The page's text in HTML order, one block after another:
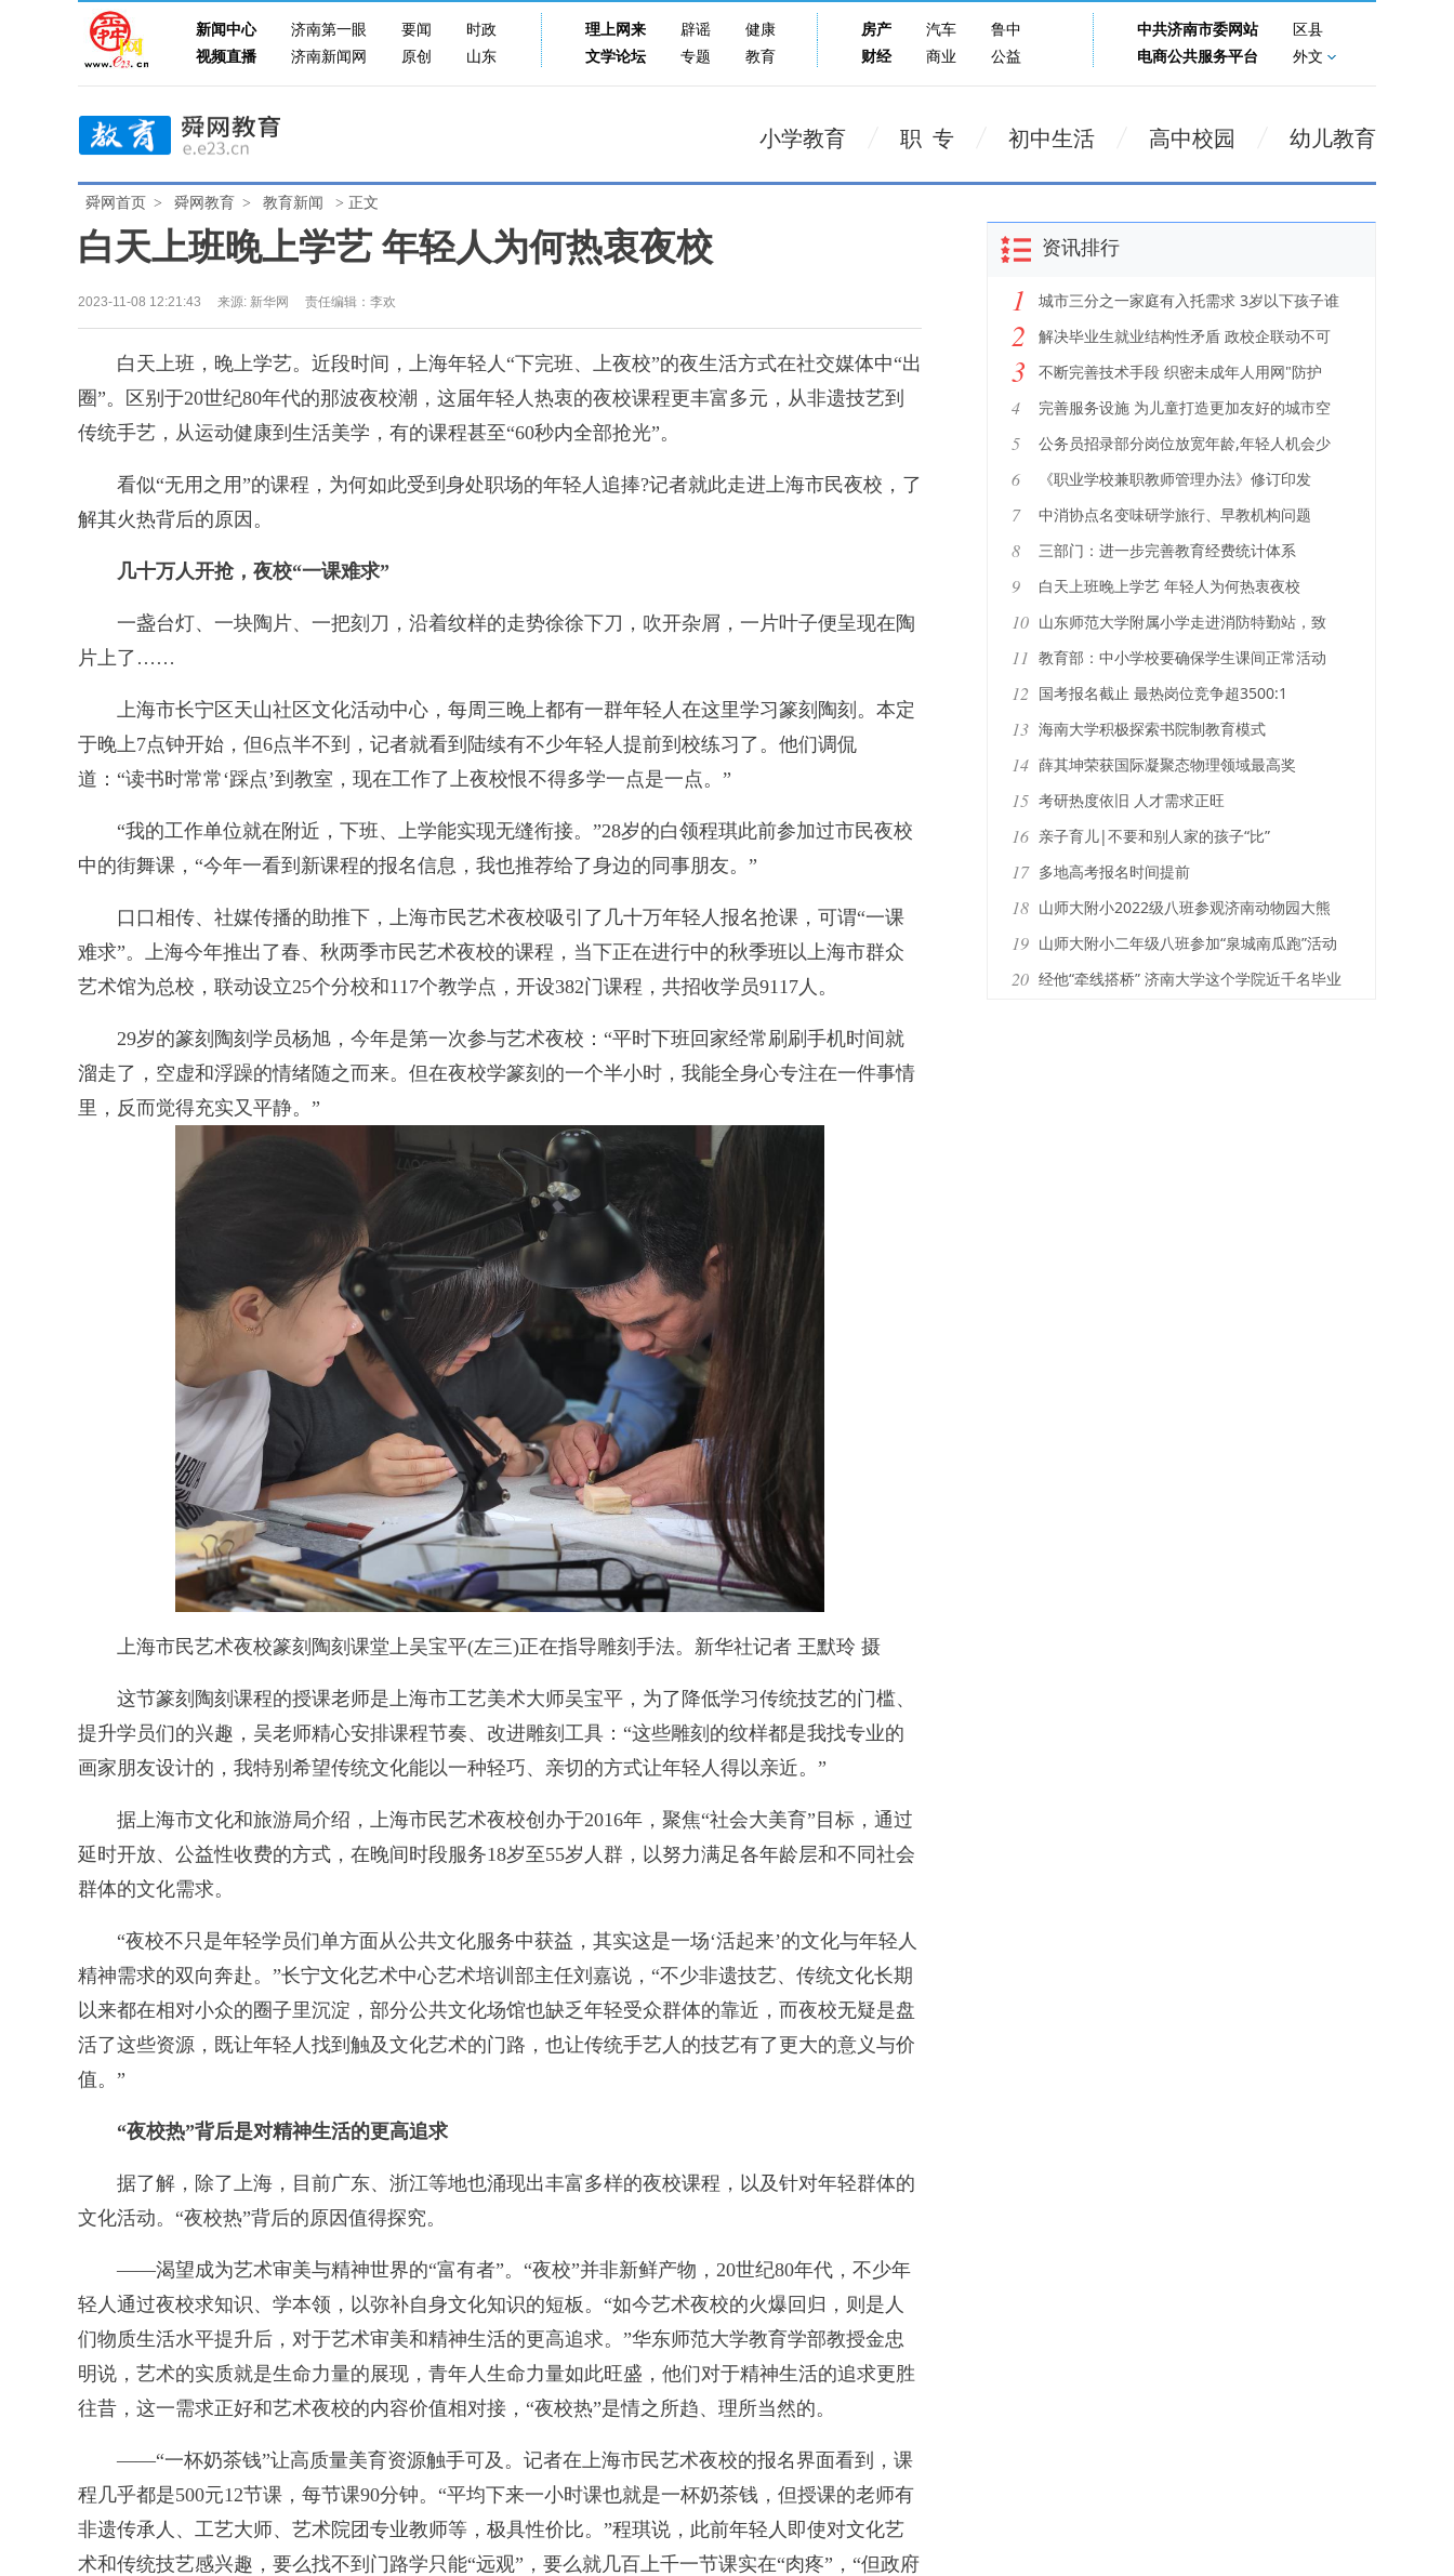
新闻中心 济南第一眼 要闻 时政 理上网来 辟谣 健康 房产 汽车 鲁中 中共济南市委网站
区县
视频直播
济南新闻网 原创 山东 文学论坛 专题 教育 财经 商业 公益 电商公共服务平台 外文
小学教育 职 专 初中生活 高中校园 幼儿教育
舜网首页 > 舜网教育 > 教育新闻 > 正文
白天上班晚上学艺 年轻人为何热衷夜校
2023-11-08 12:21:43 来源: 新华网 责任编辑：李欢
白天上班，晚上学艺。近段时间，上海年轻人“下完班、上夜校”的夜生活方式在社交媒体中“出
圈”。区别于20世纪80年代的那波夜校潮，这届年轻人热衷的夜校课程更丰富多元，从非遗技艺到
传统手艺，从运动健康到生活美学，有的课程甚至“60秒内全部抢光”。
看似“无用之用”的课程，为何如此受到身处职场的年轻人追捧?记者就此走进上海市民夜校，了
解其火热背后的原因。
几十万人开抢，夜校“一课难求”
一盏台灯、一块陶片、一把刻刀，沿着纹样的走势徐徐下刀，吹开杂屑，一片叶子便呈现在陶
片上了……
上海市长宁区天山社区文化活动中心，每周三晚上都有一群年轻人在这里学习篆刻陶刻。本定
于晚上7点钟开始，但6点半不到，记者就看到陆续有不少年轻人提前到校练习了。他们调侃
道：“读书时常常‘踩点’到教室，现在工作了上夜校恨不得多学一点是一点。”
“我的工作单位就在附近，下班、上学能实现无缝衔接。”28岁的白领程琪此前参加过市民夜校
中的街舞课，“今年一看到新课程的报名信息，我也推荐给了身边的同事朋友。”
口口相传、社媒传播的助推下，上海市民艺术夜校吸引了几十万年轻人报名抢课，可谓“一课
难求”。上海今年推出了春、秋两季市民艺术夜校的课程，当下正在进行中的秋季班以上海市群众
艺术馆为总校，联动设立25个分校和117个教学点，开设382门课程，共招收学员9117人。
29岁的篆刻陶刻学员杨旭，今年是第一次参与艺术夜校：“平时下班回家经常刷刷手机时间就
溜走了，空虚和浮躁的情绪随之而来。但在夜校学篆刻的一个半小时，我能全身心专注在一件事情
里，反而觉得充实又平静。”
上海市民艺术夜校篆刻陶刻课堂上吴宝平(左三)正在指导雕刻手法。新华社记者 王默玲 摄
这节篆刻陶刻课程的授课老师是上海市工艺美术大师吴宝平，为了降低学习传统技艺的门槛、
提升学员们的兴趣，吴老师精心安排课程节奏、改进雕刻工具：“这些雕刻的纹样都是我找专业的
画家朋友设计的，我特别希望传统文化能以一种轻巧、亲切的方式让年轻人得以亲近。”
据上海市文化和旅游局介绍，上海市民艺术夜校创办于2016年，聚焦“社会大美育”目标，通过
延时开放、公益性收费的方式，在晚间时段服务18岁至55岁人群，以努力满足各年龄层和不同社会
群体的文化需求。
“夜校不只是年轻学员们单方面从公共文化服务中获益，其实这是一场‘活起来’的文化与年轻人
精神需求的双向奔赴。”长宁文化艺术中心艺术培训部主任刘嘉说，“不少非遗技艺、传统文化长期
以来都在相对小众的圈子里沉淀，部分公共文化场馆也缺乏年轻受众群体的靠近，而夜校无疑是盘
活了这些资源，既让年轻人找到触及文化艺术的门路，也让传统手艺人的技艺有了更大的意义与价
值。”
“夜校热”背后是对精神生活的更高追求
据了解，除了上海，目前广东、浙江等地也涌现出丰富多样的夜校课程，以及针对年轻群体的
文化活动。“夜校热”背后的原因值得探究。
——渴望成为艺术审美与精神世界的“富有者”。“夜校”并非新鲜产物，20世纪80年代，不少年
轻人通过夜校求知识、学本领，以弥补自身文化知识的短板。“如今艺术夜校的火爆回归，则是人
们物质生活水平提升后，对于艺术审美和精神生活的更高追求。”华东师范大学教育学部教授金忠
明说，艺术的实质就是生命力量的展现，青年人生命力量如此旺盛，他们对于精神生活的追求更胜
往昔，这一需求正好和艺术夜校的内容价值相对接，“夜校热”是情之所趋、理所当然的。
——“一杯奶茶钱”让高质量美育资源触手可及。记者在上海市民艺术夜校的报名界面看到，课
程几乎都是500元12节课，每节课90分钟。“平均下来一小时课也就是一杯奶茶钱，但授课的老师有
非遗传承人、工艺大师、艺术院团专业教师等，极具性价比。”程琪说，此前年轻人即使对文化艺
术和传统技艺感兴趣，要么找不到门路学只能“远观”，要么就几百上千一节课实在“肉疼”，“但政府
资讯排行
1
城市三分之一家庭有入托需求 3岁以下孩子谁
看
2
解决毕业生就业结构性矛盾 政校企联动不可
少
3
不断完善技术手段 织密未成年人用网"防护
网"
4
完善服务设施 为儿童打造更加友好的城市空
间
5
公务员招录部分岗位放宽年龄,年轻人机会少
了?
6 《职业学校兼职教师管理办法》修订印发
7 中消协点名变味研学旅行、早教机构问题
8 三部门：进一步完善教育经费统计体系
9 白天上班晚上学艺 年轻人为何热衷夜校
10 山东师范大学附属小学走进消防特勤站，致
敬“火光中的最美逆行者”
11 教育部：中小学校要确保学生课间正常活动
12 国考报名截止 最热岗位竞争超3500:1
13 海南大学积极探索书院制教育模式
14 薛其坤荣获国际凝聚态物理领域最高奖
15 考研热度依旧 人才需求正旺
16 亲子育儿|不要和别人家的孩子“比”
17 多地高考报名时间提前
18 山师大附小2022级八班参观济南动物园大熊
猫新馆
19 山师大附小二年级八班参加“泉城南瓜跑”活动
20 经他“牵线搭桥” 济南大学这个学院近千名毕业